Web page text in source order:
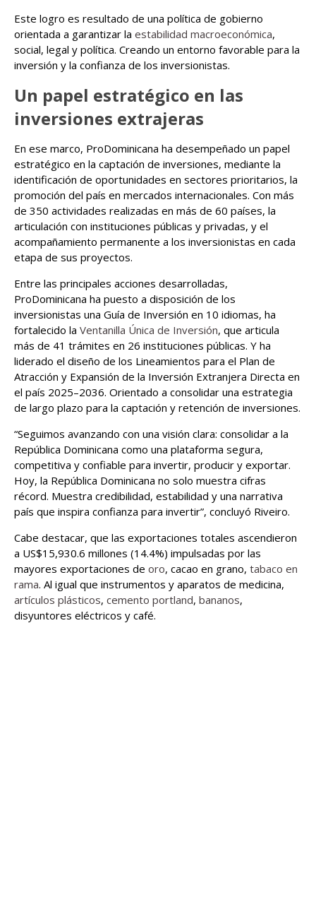
Este logro es resultado de una política de gobierno
orientada a garantizar la estabilidad macroeconómica,
social, legal y política. Creando un entorno favorable para la
inversión y la confianza de los inversionistas.
Un papel estratégico en las
inversiones extrajeras
En ese marco, ProDominicana ha desempeñado un papel
estratégico en la captación de inversiones, mediante la
identificación de oportunidades en sectores prioritarios, la
promoción del país en mercados internacionales. Con más
de 350 actividades realizadas en más de 60 países, la
articulación con instituciones públicas y privadas, y el
acompañamiento permanente a los inversionistas en cada
etapa de sus proyectos.
Entre las principales acciones desarrolladas,
ProDominicana ha puesto a disposición de los
inversionistas una Guía de Inversión en 10 idiomas, ha
fortalecido la Ventanilla Única de Inversión, que articula
más de 41 trámites en 26 instituciones públicas. Y ha
liderado el diseño de los Lineamientos para el Plan de
Atracción y Expansión de la Inversión Extranjera Directa en
el país 2025–2036. Orientado a consolidar una estrategia
de largo plazo para la captación y retención de inversiones.
“Seguimos avanzando con una visión clara: consolidar a la
República Dominicana como una plataforma segura,
competitiva y confiable para invertir, producir y exportar.
Hoy, la República Dominicana no solo muestra cifras
récord. Muestra credibilidad, estabilidad y una narrativa
país que inspira confianza para invertir”, concluyó Riveiro.
Cabe destacar, que las exportaciones totales ascendieron
a US$15,930.6 millones (14.4%) impulsadas por las
mayores exportaciones de oro, cacao en grano, tabaco en
rama. Al igual que instrumentos y aparatos de medicina,
artículos plásticos, cemento portland, bananos,
disyuntores eléctricos y café.